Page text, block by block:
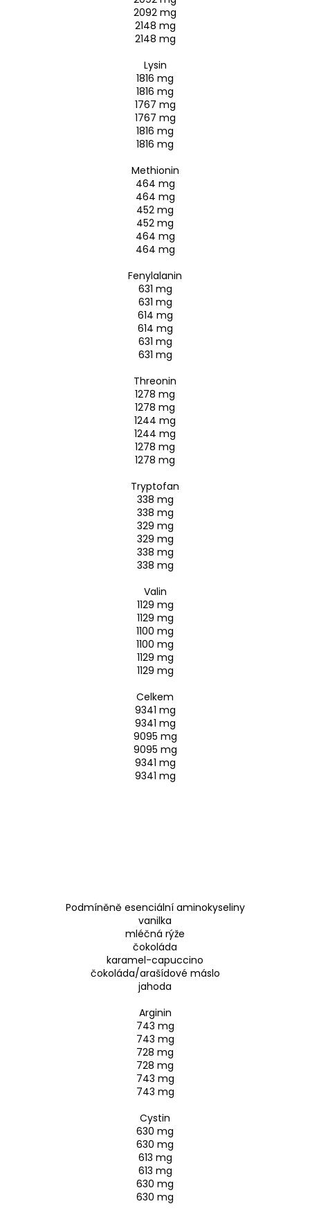
2092 mg
2148 mg
2148 mg
Lysin
1816 mg
1816 mg
1767 mg
1767 mg
1816 mg
1816 mg
Methionin
464 mg
464 mg
452 mg
452 mg
464 mg
464 mg
Fenylalanin
631 mg
631 mg
614 mg
614 mg
631 mg
631 mg
Threonin
1278 mg
1278 mg
1244 mg
1244 mg
1278 mg
1278 mg
Tryptofan
338 mg
338 mg
329 mg
329 mg
338 mg
338 mg
Valin
1129 mg
1129 mg
1100 mg
1100 mg
1129 mg
1129 mg
Celkem
9341 mg
9341 mg
9095 mg
9095 mg
9341 mg
9341 mg
Podmíněně esenciální aminokyseliny
vanilka
mléčná rýže
čokoláda
karamel-capuccino
čokoláda/arašídové máslo
jahoda
Arginin
743 mg
743 mg
728 mg
728 mg
743 mg
743 mg
Cystin
630 mg
630 mg
613 mg
613 mg
630 mg
630 mg